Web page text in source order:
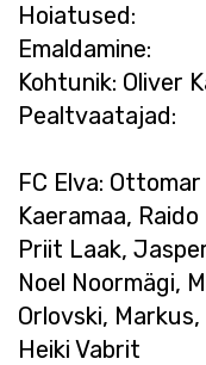
Hoiatused:
Emaldamine:
Kohtunik: Oliver
Pealtvaatajad:
FC Elva:
Kaeramaa,
Priit Laak,
Noel Noormägi,
Orlovski,
Heiki Vabrit